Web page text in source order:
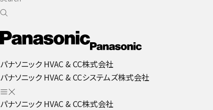
パナソニック HVAC & CC株式会社
パナソニック HVAC & CCシステムズ株式会社
パナソニック HVAC & CC株式会社